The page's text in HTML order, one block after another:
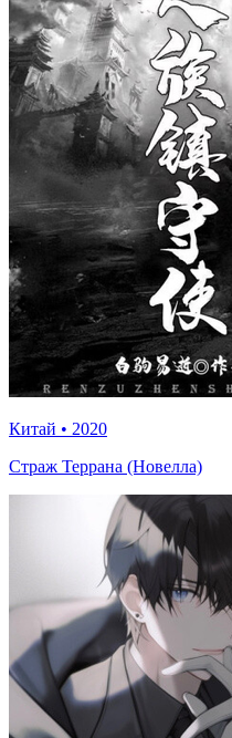
Китай • 2020
Страж Террана (Новелла)